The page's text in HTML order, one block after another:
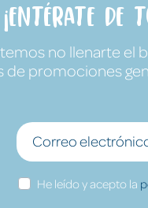
¡Entérate de
no llenarte el
de promociones
He leído y acepto la